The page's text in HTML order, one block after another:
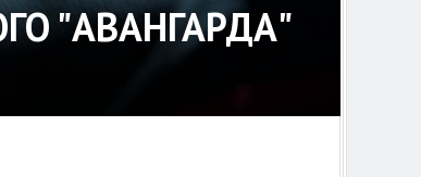
"АВАНГАРДА"